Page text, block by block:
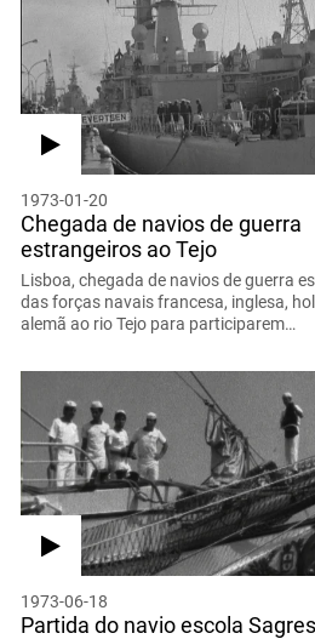
1973-01-20
Chegada de navios de guerra
estrangeiros ao Tejo
Lisboa, chegada de navios de guerra
das forças navais francesa, inglesa,
alemã ao rio Tejo para participarem…
1973-06-18
Partida do navio escola Sagres